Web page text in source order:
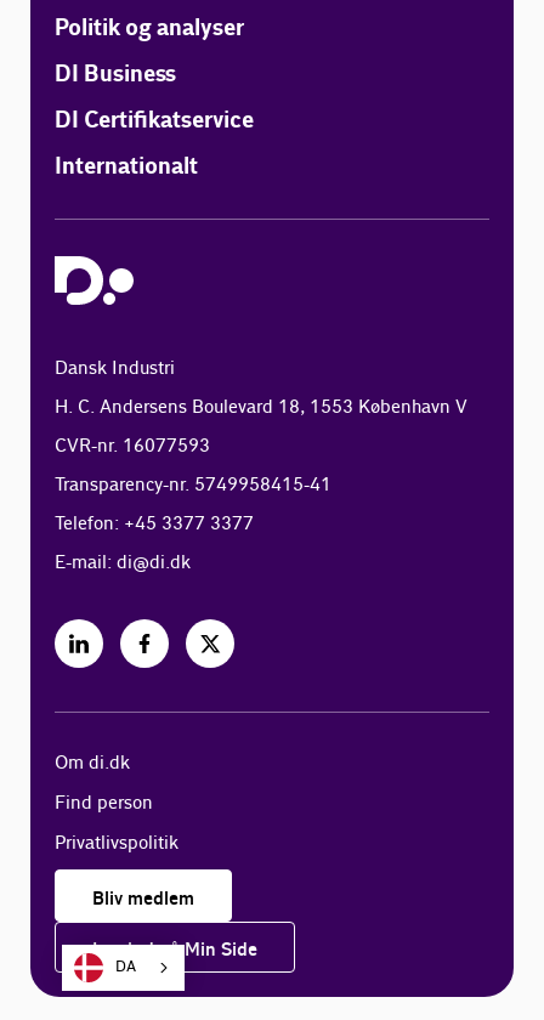
Politik og analyser
DI Business
DI Certifikatservice
Internationalt
Dansk Industri
H. C. Andersens Boulevard 18, 1553 København V
CVR-nr. 16077593
Transparency-nr. 5749958415-41
Telefon: +45 3377 3377
E-mail:di@di.dk
Om di.dk
Find person
Privatlivspolitik
Bliv medlem
Log ind på Min Side
DA